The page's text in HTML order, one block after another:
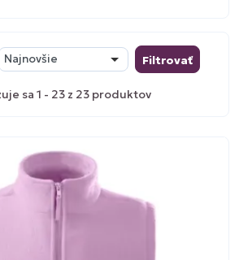
Najnovšie Filtrovať
sa 1 - 23 z 23 produktov